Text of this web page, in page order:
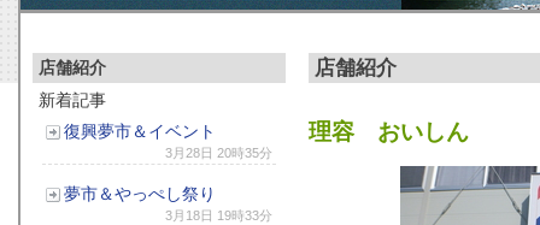
店舗紹介
理容 おいしん
店舗紹介
新着記事
復興夢市＆イベント
3月28日 20時35分
夢市＆やっぺし祭り
3月18日 19時33分